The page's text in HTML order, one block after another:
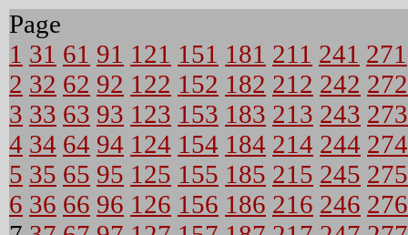
Page
1 31 61 91 121 151 181 211 241 271
2 32 62 92 122 152 182 212 242 272
3 33 63 93 123 153 183 213 243 273
4 34 64 94 124 154 184 214 244 274
5 35 65 95 125 155 185 215 245 275
6 36 66 96 126 156 186 216 246 276